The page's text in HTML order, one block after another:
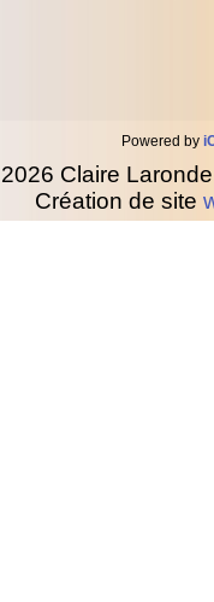
Powered by
Claire
Création de site